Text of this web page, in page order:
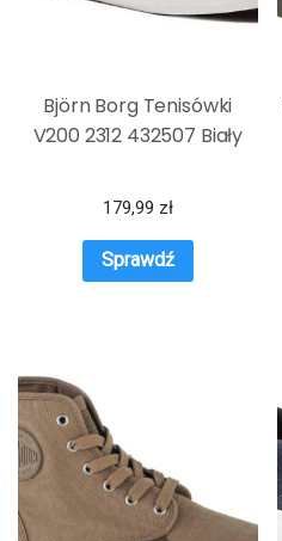
Björn Borg Tenisówki
V200 2312 432507 Biały
179,99 zł
Sprawdź